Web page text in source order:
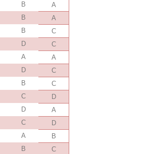
B
A
B
A
B
C
D
C
A
A
D
C
B
C
C
D
D
A
C
D
A
B
B
C